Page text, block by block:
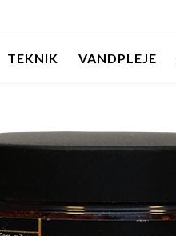
TEKNIK VANDPLEJE